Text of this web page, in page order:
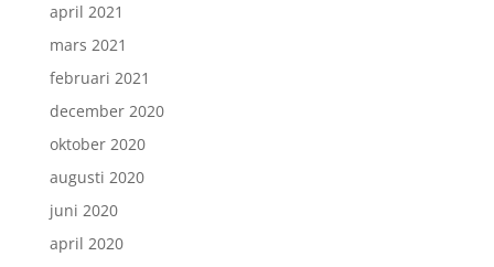
april 2021
mars 2021
februari 2021
december 2020
oktober 2020
augusti 2020
juni 2020
april 2020